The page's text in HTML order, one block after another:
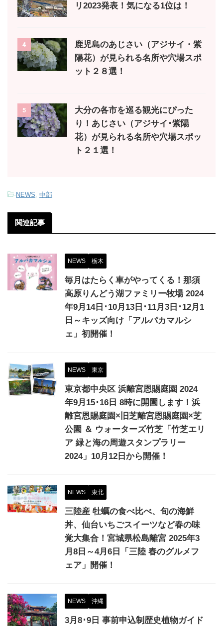
リ2023発表！気になる1位は！
4
鹿児島のあじさい（アジサイ・紫
陽花）が見られる名所や穴場スポ
ット２８選！
5
大分の各市を巡る観光にぴった
り！あじさい（アジサイ･紫陽
花）が見られる名所や穴場スポッ
ト２１選！
-NEWS, 中部
関連記事
NEWS 栃木
毎月はたらく車がやってくる！那須
高原りんどう湖ファミリー牧場 2024
年9月14日･10月13日･11月3日･12月1
日～キッズ向け「アルパカマルシ
ェ」初開催！
NEWS 東京
東京都中央区 浜離宮恩賜庭園 2024
年9月15･16日 8時に開園します！浜
離宮恩賜庭園×旧芝離宮恩賜庭園×芝
公園 ＆ ウォーターズ竹芝「竹芝エリ
ア 緑と海の周遊スタンプラリー
2024」10月12日から開催！
NEWS 東北
三陸産 牡蠣の食べ比べ、旬の海鮮
丼、仙台いちごスイーツなど春の味
覚大集合！宮城県松島離宮 2025年3
月8日～4月6日「三陸 春のグルメフ
ェア」開催！
NEWS 沖縄
3月8･9日 事前申込制歴史植物ガイド